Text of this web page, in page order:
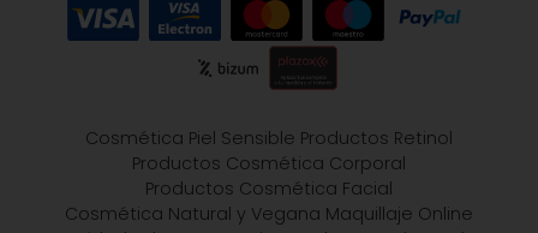
Cosmética Piel Sensible Productos Retinol
Productos Cosmética Corporal
Productos Cosmética Facial
Cosmética Natural y Vegana Maquillaje Online